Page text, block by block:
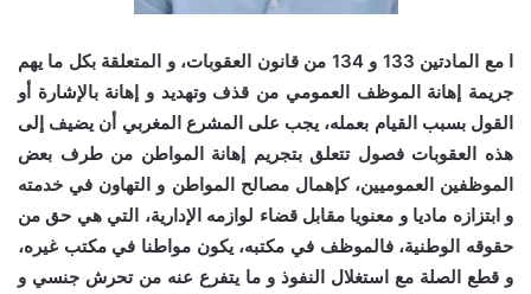
ا مع المادتين 133 و 134 من قانون العقوبات، و المتعلقة بكل ما يهم
جريمة إهانة الموظف العمومي من قذف وتهديد و إهانة بالإشارة أو
القول بسبب القيام بعمله، يجب على المشرع المغربي أن يضيف إلى
هذه العقوبات فصول تتعلق بتجريم إهانة المواطن من طرف بعض
الموظفين العموميين، كإهمال مصالح المواطن و التهاون في خدمته
و ابتزازه ماديا و معنويا مقابل قضاء لوازمه الإدارية، التي هي حق من
حقوقه الوطنية، فالموظف في مكتبه، يكون مواطنا في مكتب غيره،
و قطع الصلة مع استغلال النفوذ و ما يتفرع عنه من تحرش جنسي و